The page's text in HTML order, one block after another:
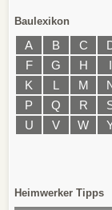
Baulexikon
A B C
F
G H I
K
L M
P
Q R
U
V W
Heimwerker Tipps